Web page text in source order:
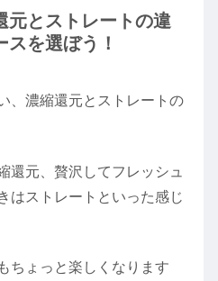
元とストレートの違
を選ぼう！
、濃縮還元とストレートの
還元、贅沢してフレッシュ
はストレートといった感じ
ちょっと楽しくなります